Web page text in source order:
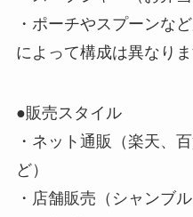
・ポーチやスプーンな
によって構成は異なりま
●販売スタイル
・ネット通販（楽天、
ど）
・店舗販売（シャンブ